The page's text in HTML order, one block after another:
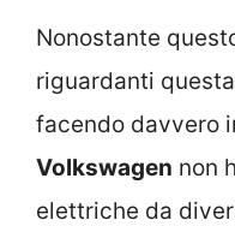
Nonostante
riguardanti
facendo davvero
Volkswagen non
elettriche da